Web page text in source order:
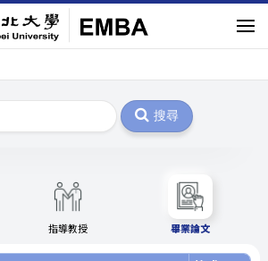
搜尋
指導教授 畢業論文